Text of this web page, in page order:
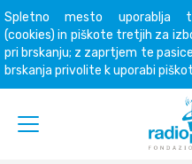
Spletno mesto uporablja
(cookies) in piškote tretjih za
pri brskanju; z zaprtjem te
brskanja privolite k uporabi